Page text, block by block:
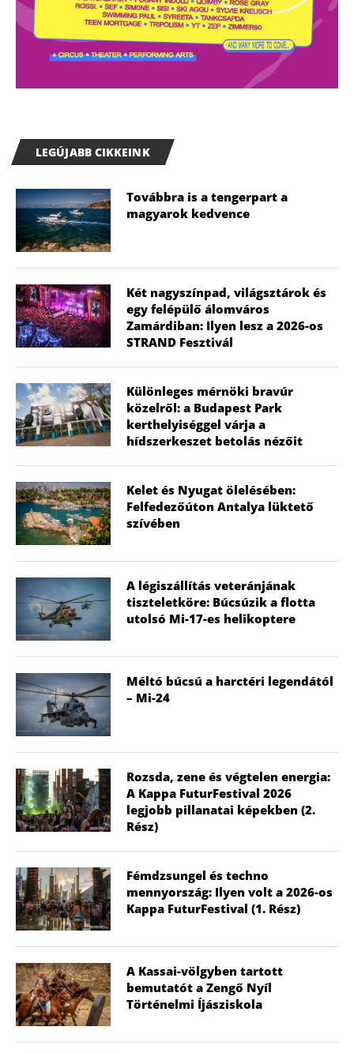
LEGÚJABB CIKKEINK
Továbbra is a tengerpart a
magyarok kedvence
Két nagyszínpad, világsztárok és
egy felépülő álomváros
Zamárdiban: Ilyen lesz a 2026-os
STRAND Fesztivál
Különleges mérnöki bravúr
közelről: a Budapest Park
kerthelyiséggel várja a
hídszerkeszet betolás nézőit
Kelet és Nyugat ölelésében:
Felfedezőúton Antalya lüktető
szívében
A légiszállítás veteránjának
tiszteletköre: Búcsúzik a flotta
utolsó Mi-17-es helikoptere
Méltó búcsú a harctéri legendától
– Mi-24
Rozsda, zene és végtelen energia:
A Kappa FuturFestival 2026
legjobb pillanatai képekben (2.
Rész)
Fémdzsungel és techno
mennyország: Ilyen volt a 2026-os
Kappa FuturFestival (1. Rész)
A Kassai-völgyben tartott
bemutatót a Zengő Nyíl
Történelmi Íjásziskola